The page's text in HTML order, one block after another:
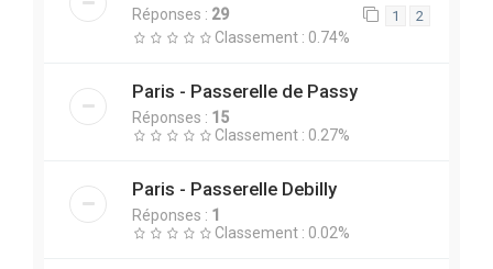
Réponses : 29 1 2
Classement : 0.74%
Paris - Passerelle de Passy
Réponses : 15
Classement : 0.27%
Paris - Passerelle Debilly
Réponses : 1
Classement : 0.02%